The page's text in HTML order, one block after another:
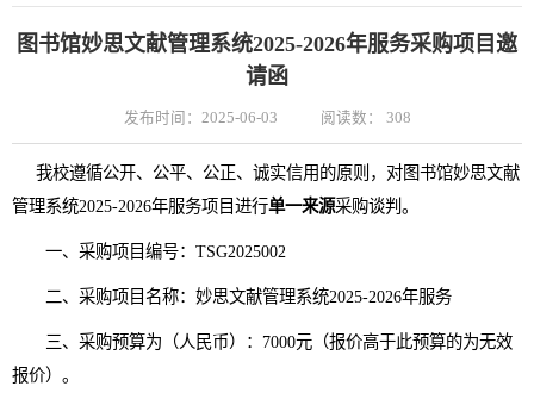
图书馆妙思文献管理系统2025-2026年服务采购项目邀
请函
发布时间：2025-06-03 阅读数： 308
我校遵循公开、公平、公正、诚实信用的原则，对图书馆妙思文献
管理系统2025-2026年服务项目进行单一来源采购谈判。
一、采购项目编号： TSG2025002
二、采购项目名称：妙思文献管理系统2025-2026年服务
三、采购预算为（人民币）： 7000元（报价高于此预算的为无效
报价）。